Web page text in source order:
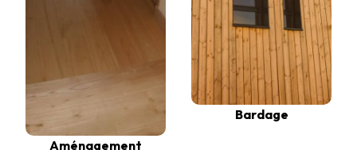
Aménagement
Bardage